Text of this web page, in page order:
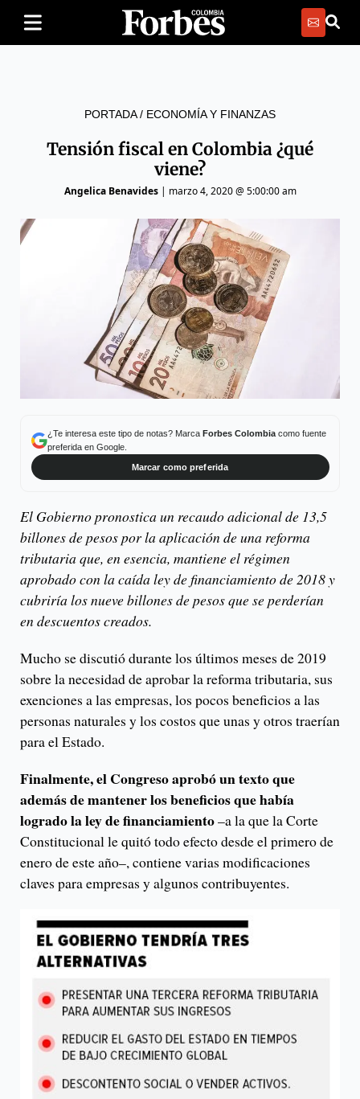
PORTADA/ ECONOMÍA Y FINANZAS
Tensión fiscal en Colombia ¿qué
viene?
Angelica Benavides| marzo 4, 2020 @ 5:00:00 am
¿Te interesa este tipo de notas? Marca Forbes Colombiacomo fuente
preferida en Google.
Marcar como preferida
El Gobierno pronostica un recaudo adicional de 13,5
billones de pesos por la aplicación de una reforma
tributaria que, en esencia, mantiene el régimen
aprobado con la caída ley de financiamiento de 2018 y
cubriría los nueve billones de pesos que se perderían
en descuentos creados.
Mucho se discutió durante los últimos meses de 2019
sobre la necesidad de aprobar la reforma tributaria, sus
exenciones a las empresas, los pocos beneficios a las
personas naturales y los costos que unas y otros traerían
para el Estado.
Finalmente, el Congreso aprobó un texto que
además de mantener los beneficios que había
logrado la ley de financiamiento–a la que la Corte
Constitucional le quitó todo efecto desde el primero de
enero de este año–, contiene varias modificaciones
claves para empresas y algunos contribuyentes.